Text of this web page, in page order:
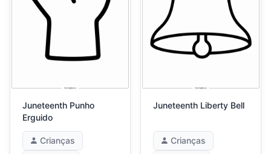
Juneteenth Punho
Erguido
Crianças
Juneteenth Liberty Bell
Crianças